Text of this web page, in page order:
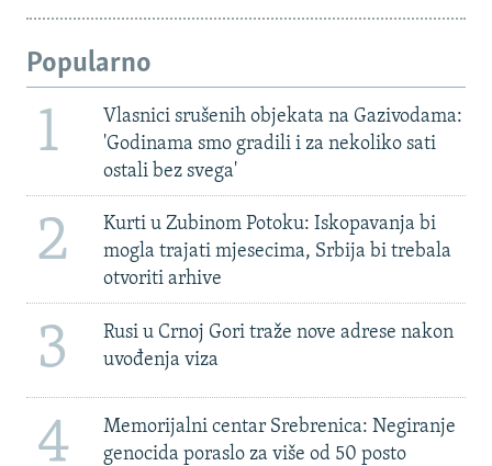
Popularno
1
Vlasnici srušenih objekata na Gazivodama:
'Godinama smo gradili i za nekoliko sati
ostali bez svega'
2
Kurti u Zubinom Potoku: Iskopavanja bi
mogla trajati mjesecima, Srbija bi trebala
otvoriti arhive
3
Rusi u Crnoj Gori traže nove adrese nakon
uvođenja viza
4
Memorijalni centar Srebrenica: Negiranje
genocida poraslo za više od 50 posto